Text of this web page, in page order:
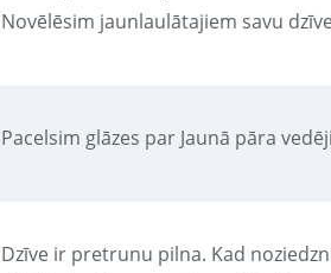
Novēlēsim jaunlaulātajiem savu
Pacelsim glāzes par Jaunā pāra
Dzīve ir pretrunu pilna. Kad